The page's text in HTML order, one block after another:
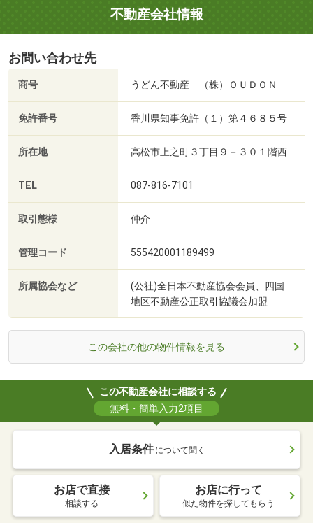
不動産会社情報
お問い合わせ先
商号 うどん不動産 （株）ＯＵＤＯＮ
免許番号 香川県知事免許（１）第４６８５号
所在地 高松市上之町３丁目９－３０１階西
TEL 087-816-7101
取引態様 仲介
管理コード 555420001189499
所属協会など
(公社)全日本不動産協会会員、四国
地区不動産公正取引協議会加盟
この会社の他の物件情報を見る
この不動産会社に相談する
無料・簡単入力2項目
入居条件 について聞く
お店で直接
相談する
お店に行って
似た物件を探してもらう